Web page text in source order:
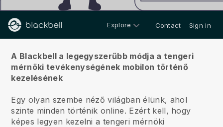
Explore Contact Sign in
A Blackbell a legegyszerűbb módja a tengeri
mérnöki tevékenységének mobilon történő
kezelésének
Egy olyan szembe néző világban élünk, ahol
szinte minden történik online. Ezért kell, hogy
képes legyen kezelni a tengeri mérnöki